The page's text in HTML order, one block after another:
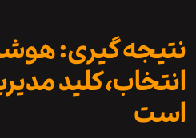
گیری:
کلید مدیریت